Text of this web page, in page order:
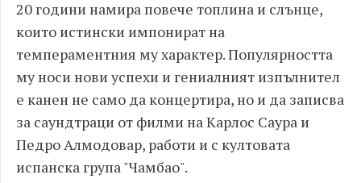
20 години намира повече топлина и слънце,
които истински импонират на
темпераментния му характер. Популярността
му носи нови успехи и гениалният изпълнител
е канен не само да концертира, но и да записва
за саундтраци от филми на Карлос Саура и
Педро Алмодовар, работи и с култовата
испанска група "Чамбао".